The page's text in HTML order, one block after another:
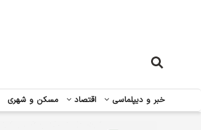
خبر و دیپلماسی اقتصاد مسکن و شهری